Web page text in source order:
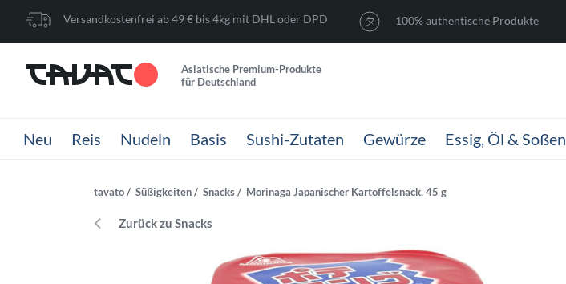
Versandkostenfrei ab 49 € bis 4kg mit DHL oder DPD 100% authentische Produkte
Asiatische Premium-Produkte
für Deutschland
Neu Reis Nudeln Basis Sushi-Zutaten Gewürze Essig, Öl & Soßen
tavato Süßigkeiten Snacks Morinaga Japanischer Kartoffelsnack, 45 g
Zurück zu Snacks